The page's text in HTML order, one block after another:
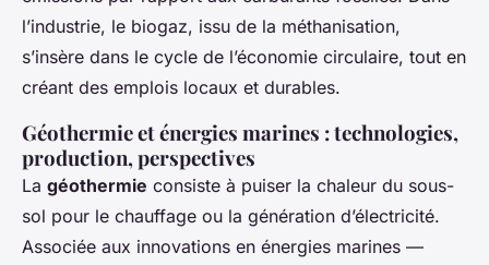
l’industrie, le biogaz, issu de la méthanisation,
s’insère dans le cycle de l’économie circulaire, tout en
créant des emplois locaux et durables.
Géothermie et énergies marines : technologies,
production, perspectives
La géothermie consiste à puiser la chaleur du sous-
sol pour le chauffage ou la génération d’électricité.
Associée aux innovations en énergies marines —